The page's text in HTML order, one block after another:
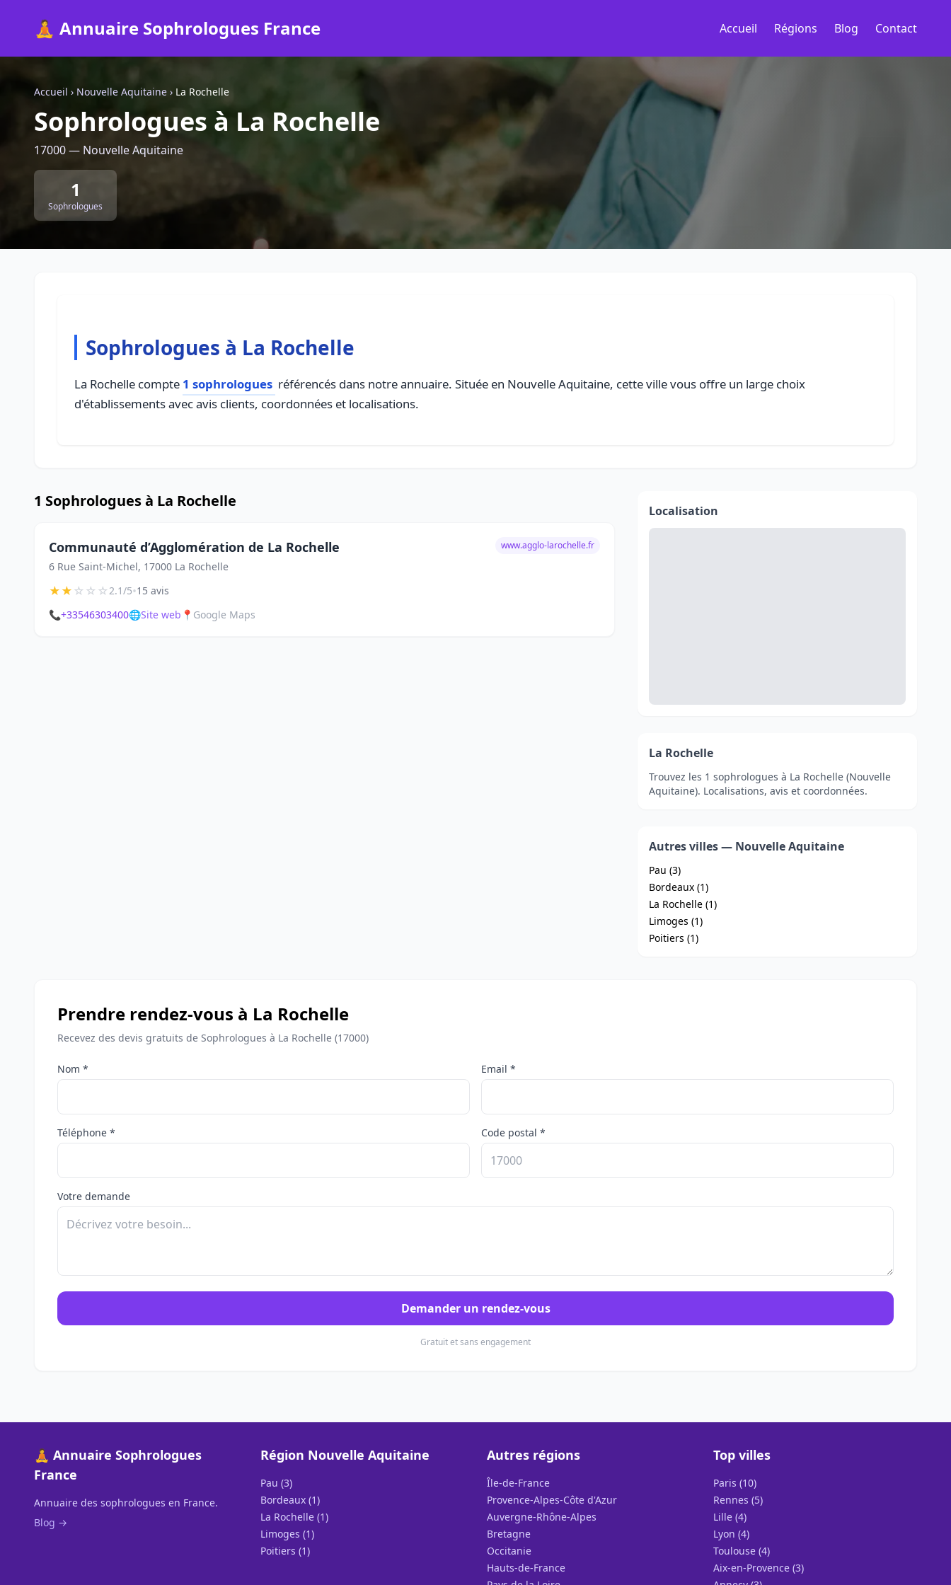
🧘 Annuaire Sophrologues France Accueil Régions Blog Contact
Accueil › Nouvelle Aquitaine › La Rochelle
Sophrologues à La Rochelle
17000 — Nouvelle Aquitaine
1
Sophrologues
Sophrologues à La Rochelle
La Rochelle compte 1 sophrologues référencés dans notre annuaire. Située en Nouvelle Aquitaine, cette ville vous offre un large choix
d'établissements avec avis clients, coordonnées et localisations.
1 Sophrologues à La Rochelle
Communauté d’Agglomération de La Rochelle
6 Rue Saint-Michel, 17000 La Rochelle
www.agglo-larochelle.fr
★★☆☆☆2.1/5•15 avis
📞+33546303400🌐Site web 📍 Google Maps
Localisation
La Rochelle
Trouvez les 1 sophrologues à La Rochelle (Nouvelle
Aquitaine). Localisations, avis et coordonnées.
Autres villes — Nouvelle Aquitaine
Pau (3)
Bordeaux (1)
La Rochelle (1)
Limoges (1)
Poitiers (1)
Prendre rendez-vous à La Rochelle
Recevez des devis gratuits de Sophrologues à La Rochelle (17000)
Nom * Email *
Téléphone * Code postal *
Votre demande
Demander un rendez-vous
Gratuit et sans engagement
🧘 Annuaire Sophrologues
France
Annuaire des sophrologues en France.
Blog →
Région Nouvelle Aquitaine
Pau (3)
Bordeaux (1)
La Rochelle (1)
Limoges (1)
Poitiers (1)
Autres régions
Île-de-France
Provence-Alpes-Côte d'Azur
Auvergne-Rhône-Alpes
Bretagne
Occitanie
Hauts-de-France
Top villes
Paris (10)
Rennes (5)
Lille (4)
Lyon (4)
Toulouse (4)
Aix-en-Provence (3)